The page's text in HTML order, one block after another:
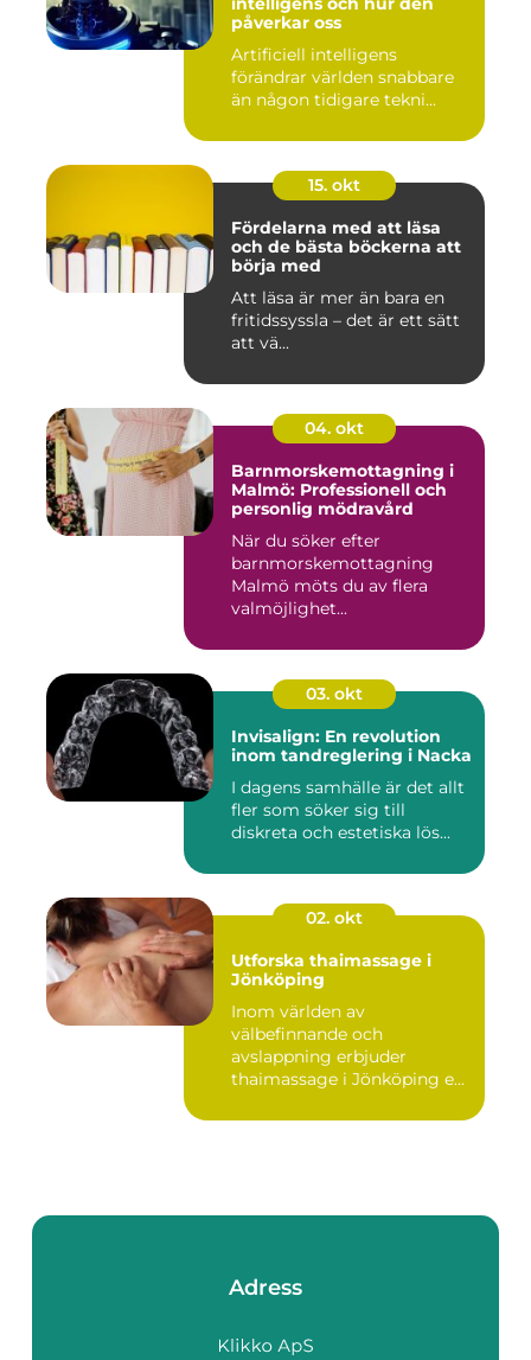
påverkar oss
Artificiell intelligens
förändrar världen snabbare
än någon tidigare tekni...
15. okt
Fördelarna med att läsa
och de bästa böckerna att
börja med
Att läsa är mer än bara en
fritidssyssla – det är ett sätt
att vä...
04. okt
Barnmorskemottagning i
Malmö: Professionell och
personlig mödravård
När du söker efter
barnmorskemottagning
Malmö möts du av flera
valmöjlighet...
03. okt
Invisalign: En revolution
inom tandreglering i Nacka
I dagens samhälle är det allt
fler som söker sig till
diskreta och estetiska lös...
02. okt
Utforska thaimassage i
Jönköping
Inom världen av
välbefinnande och
avslappning erbjuder
thaimassage i Jönköping e...
Adress